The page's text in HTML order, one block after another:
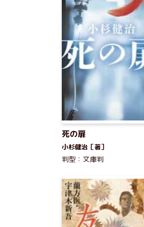
死の扉
小杉健治［著］
判型：文庫判